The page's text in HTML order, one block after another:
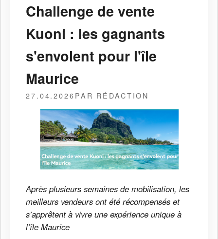
Challenge de vente
Kuoni : les gagnants
s'envolent pour l'île
Maurice
27.04.2026PAR RÉDACTION
Après plusieurs semaines de mobilisation, les
meilleurs vendeurs ont été récompensés et
s’apprêtent à vivre une expérience unique à
l’île Maurice